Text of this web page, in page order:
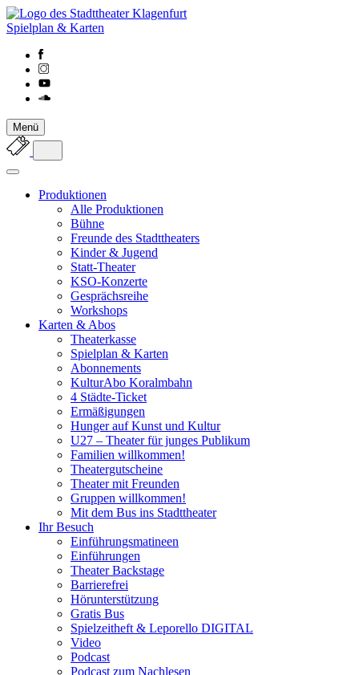
Spielplan & Karten
Menü
Produktionen
Alle Produktionen
Bühne
Freunde des Stadttheaters
Kinder & Jugend
Statt-Theater
KSO-Konzerte
Gesprächsreihe
Workshops
Karten & Abos
Theaterkasse
Spielplan & Karten
Abonnements
KulturAbo Koralmbahn
4 Städte-Ticket
Ermäßigungen
Hunger auf Kunst und Kultur
U27 – Theater für junges Publikum
Familien willkommen!
Theatergutscheine
Theater mit Freunden
Gruppen willkommen!
Mit dem Bus ins Stadttheater
Ihr Besuch
Einführungsmatineen
Einführungen
Theater Backstage
Barrierefrei
Hörunterstützung
Gratis Bus
Spielzeitheft & Leporello DIGITAL
Video
Podcast
Podcast zum Nachlesen